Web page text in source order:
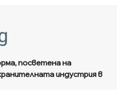
посветена на
индустрия в